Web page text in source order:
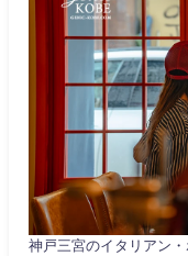
神戸三宮のイタリアン